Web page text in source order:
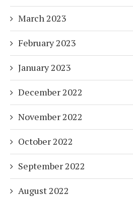
March 2023
February 2023
January 2023
December 2022
November 2022
October 2022
September 2022
August 2022